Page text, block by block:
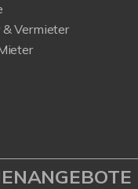
Vermieter